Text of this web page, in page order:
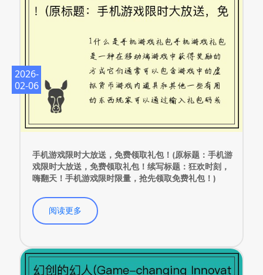
2026-
02-06
手机游戏限时大放送，免费领取礼包！(原标题：手机游
戏限时大放送，免费领取礼包！续写标题：狂欢时刻，
嗨翻天！手机游戏限时限量，抢先领取免费礼包！)
阅读更多